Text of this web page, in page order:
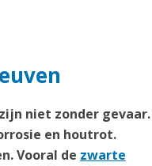
niet zonder gevaar.
en houtrot.
Vooral de zwarte